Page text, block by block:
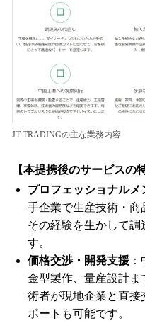
JT TRADINGの主な業務内容
【本提携後のサービスの
プロフェッショナルメ
手企業で生産技術・商
その経験を生かして調
す。
価格交渉・開発支援
金型製作、量産設計
術者が現地企業と直接
ポートも可能です。